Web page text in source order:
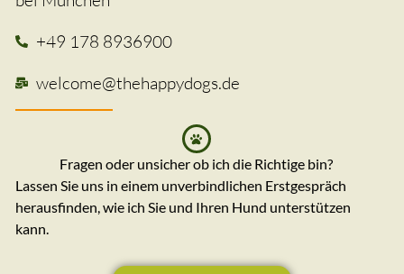
+49 178 8936900
welcome@thehappydogs.de
Fragen oder unsicher ob ich die Richtige bin?
Lassen Sie uns in einem unverbindlichen Erstgespräch
herausfinden, wie ich Sie und Ihren Hund unterstützen
kann.